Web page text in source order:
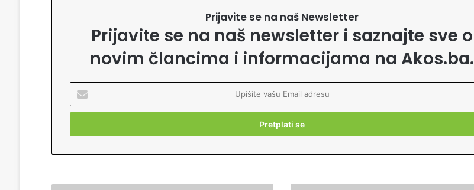
Prijavite se na naš Newsletter
Prijavite se na naš newsletter i saznajte sve o
novim člancima i informacijama na Akos.ba.
i
i
a